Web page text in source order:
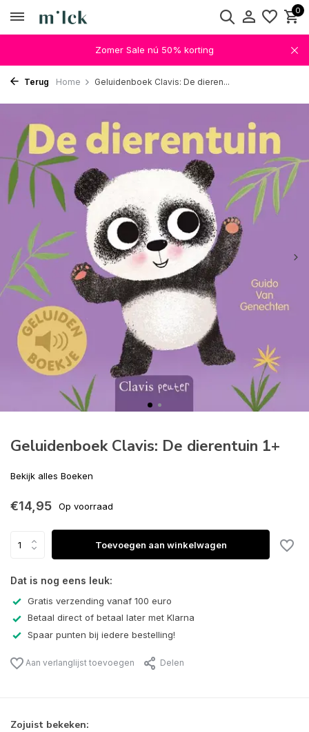
0
Zomer Sale nú 50% korting
Terug Home Geluidenboek Clavis: De dieren...
Geluidenboek Clavis: De dierentuin 1+
Bekijk alles Boeken
€14,95 Op voorraad
Toevoegen aan winkelwagen
Dat is nog eens leuk:
Gratis verzending vanaf 100 euro
Betaal direct of betaal later met Klarna
Spaar punten bij iedere bestelling!
Aan verlanglijst toevoegen Delen
Zojuist bekeken: